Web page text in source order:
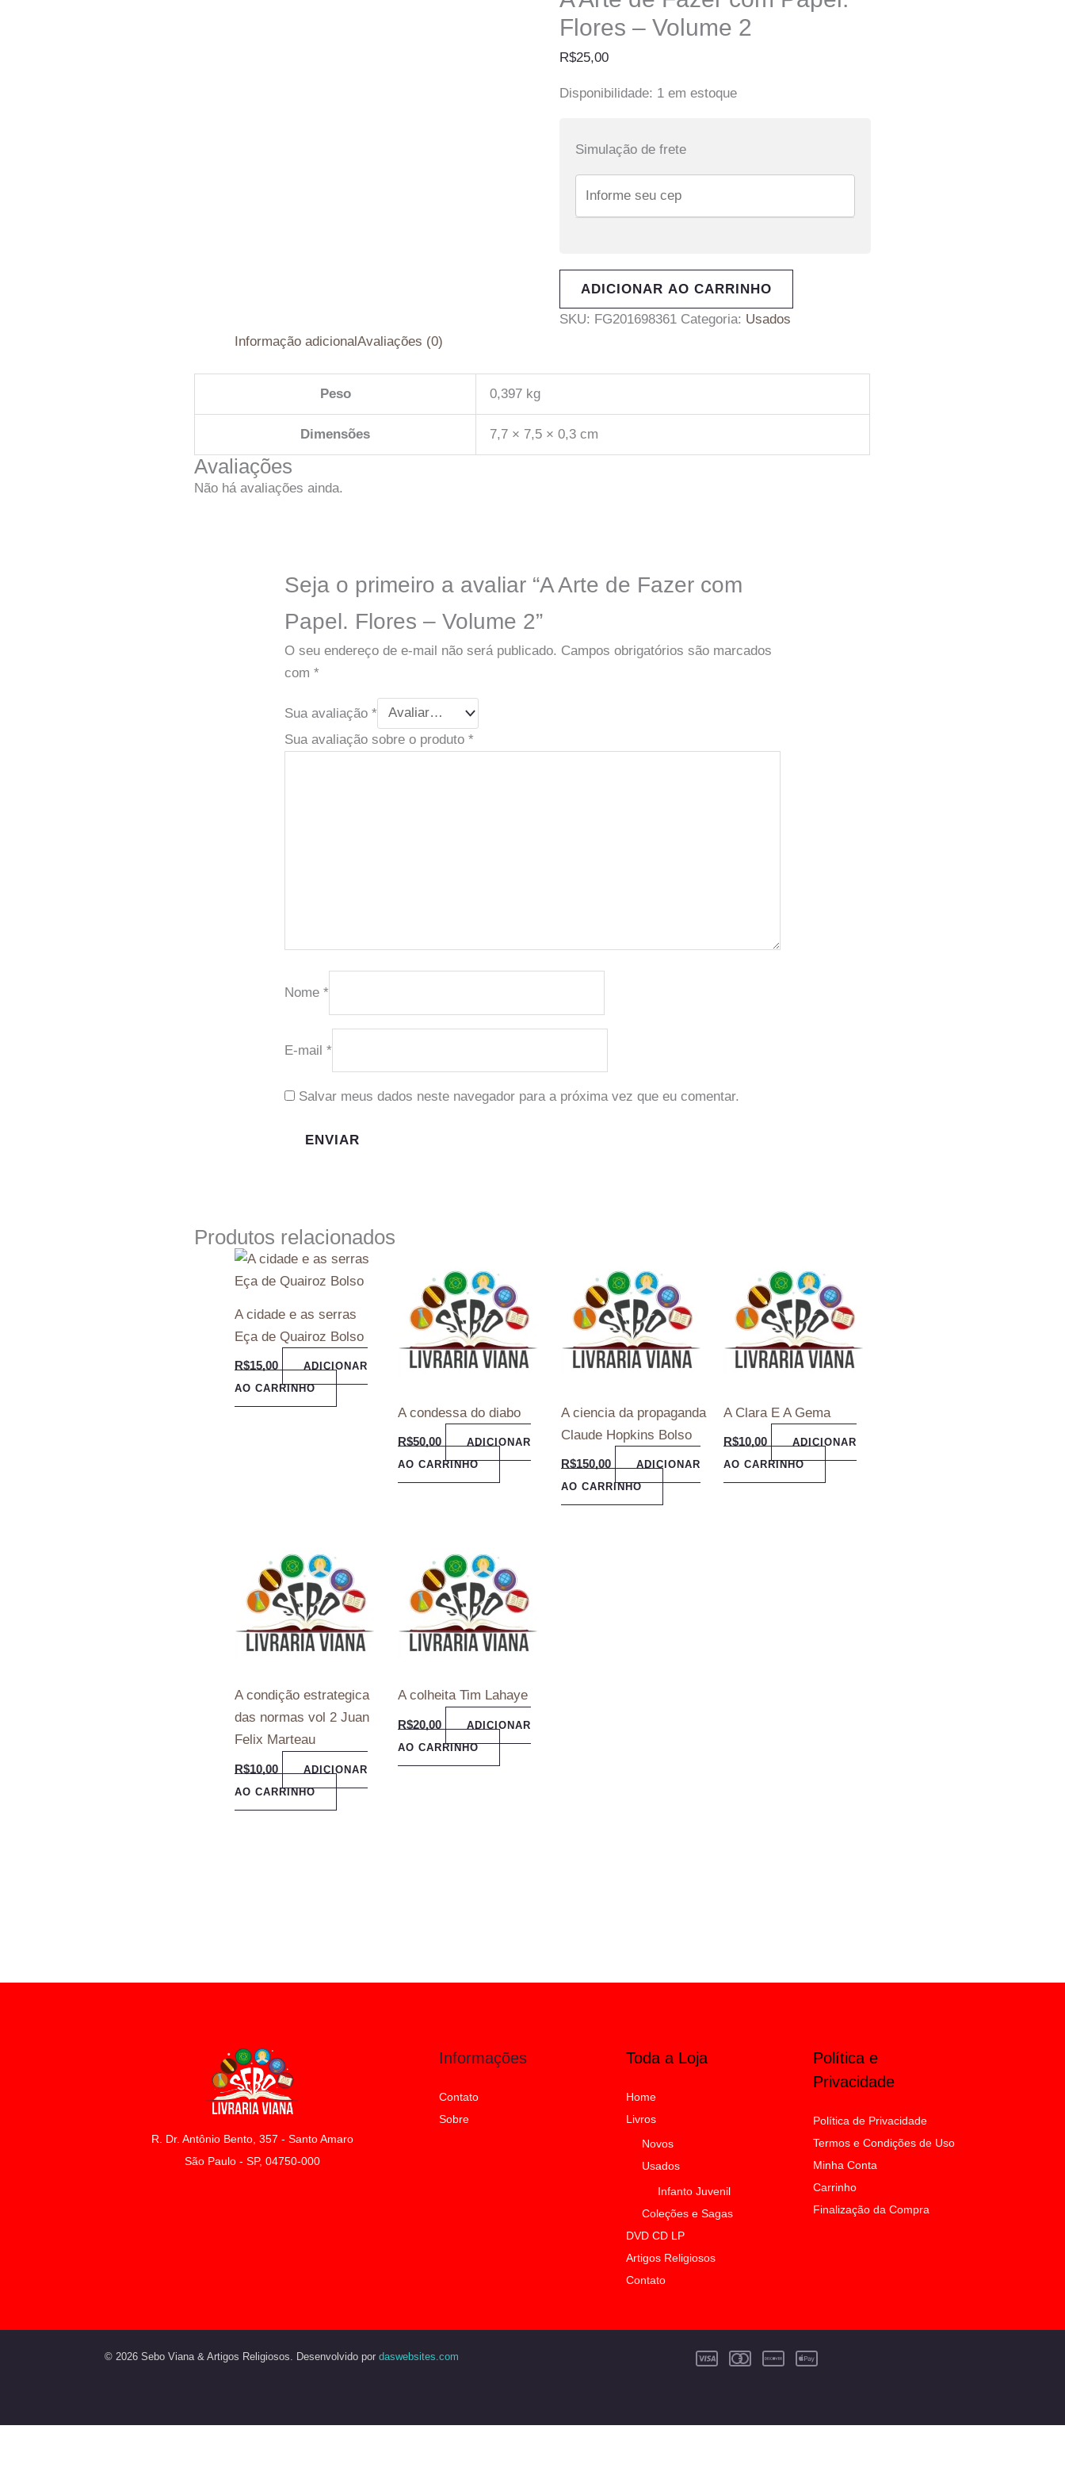
Flores – Volume 2
R$25,00
Disponibilidade: 1 em estoque
Simulação de frete
ADICIONAR AO CARRINHO
SKU: FG201698361 Categoria: Usados
Informação adicionalAvaliações (0)
Peso 0,397 kg
Dimensões 7,7 × 7,5 × 0,3 cm
Avaliações
Não há avaliações ainda.
Seja o primeiro a avaliar “A Arte de Fazer com
Papel. Flores – Volume 2”
O seu endereço de e-mail não será publicado. Campos obrigatórios são marcados
com *
Sua avaliação *
Sua avaliação sobre o produto *
Nome *
E-mail *
Salvar meus dados neste navegador para a próxima vez que eu comentar.
Produtos relacionados
A cidade e as serras
Eça de Quairoz Bolso
R$15,00
ADICIONAR
AO CARRINHO
A condessa do diabo
R$50,00
ADICIONAR
AO CARRINHO
A ciencia da propaganda
Claude Hopkins Bolso
R$150,00
ADICIONAR
AO CARRINHO
A Clara E A Gema
R$10,00
ADICIONAR
AO CARRINHO
A condição estrategica
das normas vol 2 Juan
Felix Marteau
R$10,00
ADICIONAR
AO CARRINHO
A colheita Tim Lahaye
R$20,00
ADICIONAR
AO CARRINHO
R. Dr. Antônio Bento, 357 - Santo Amaro
São Paulo - SP, 04750-000
Informações
Contato
Sobre
Toda a Loja
Home
Livros
Novos
Usados
Infanto Juvenil
Coleções e Sagas
DVD CD LP
Artigos Religiosos
Contato
Política e
Privacidade
Política de Privacidade
Termos e Condições de Uso
Minha Conta
Carrinho
Finalização da Compra
© 2026 Sebo Viana & Artigos Religiosos. Desenvolvido por daswebsites.com